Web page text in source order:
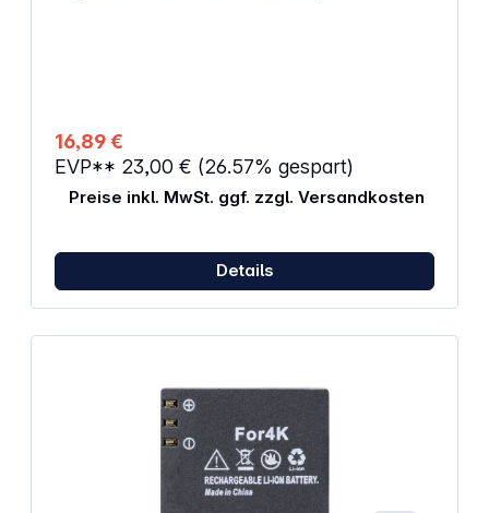
16,89 €
EVP** 23,00 € (26.57% gespart)
Preise inkl. MwSt. ggf. zzgl. Versandkosten
Details